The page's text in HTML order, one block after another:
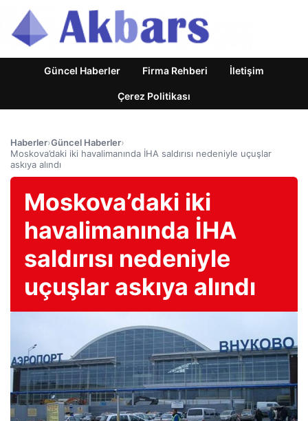
Güncel Haberler Firma Rehberi İletişim
Çerez Politikası
Haberler›Güncel Haberler›
Moskova’daki iki havalimanında İHA saldırısı nedeniyle uçuşlar
askıya alındı
Moskova’daki iki
havalimanında İHA
saldırısı nedeniyle
uçuşlar askıya alındı